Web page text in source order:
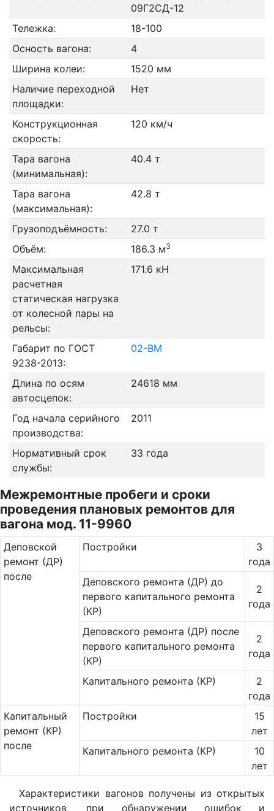
09Г2СД-12
Тележка:
18-100
Осность вагона:
4
Ширина колеи:
1520 мм
Наличие переходной
площадки:
Нет
Конструкционная
скорость:
120 км/ч
Тара вагона
(минимальная):
40.4 т
Тара вагона
(максимальная):
42.8 т
Грузоподъёмность:
27.0 т
Объём:
186.3 м3
Максимальная
расчетная
статическая нагрузка
от колесной пары на
рельсы:
171.6 кН
Габарит по ГОСТ
9238-2013:
02-ВМ
Длина по осям
автосцепок:
24618 мм
Год начала серийного
производства:
2011
Нормативный срок
службы:
33 года
Межремонтные пробеги и сроки
проведения плановых ремонтов для
вагона мод. 11-9960
Де­повс­кой
ремонт (ДР)
после
Постройки
3
года
Деповского ремонта (ДР) до
первого капитального ремонта
(КР)
2
года
Деповского ремонта (ДР) после
первого капитального ремонта
(КР)
2
года
Капитального ремонта (КР)
2
года
Ка­пи­таль­ный
ремонт (КР)
после
Постройки
15
лет
Капитального ремонта (КР)
10
лет
Характеристики вагонов получены из открытых
источников, при обнаружении ошибок и